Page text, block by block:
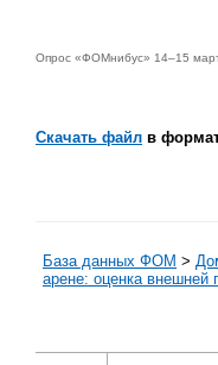
Опрос «ФОМнибус» 14–15
Скачать файл в
База данных ФОМ >
арене: оценка внешней